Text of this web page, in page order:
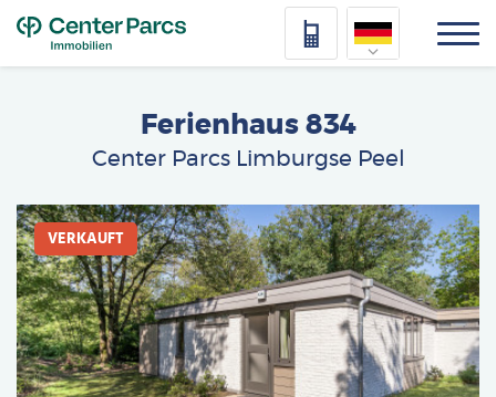
Deutsch
Vlaams
Ferienhaus 834
Center Parcs Limburgse Peel
VERKAUFT
Afbeelding